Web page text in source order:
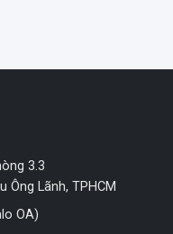
3.3
Ông Lãnh, TPHCM
OA)